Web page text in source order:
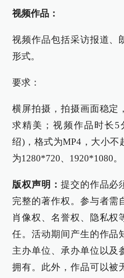
视频作品：
视频作品包括采访报道、
形式。
要求：
横屏拍摄，拍摄画面稳定
求精美；视频作品时长5
绍)，格式为MP4，大小不
为1280*720、1920*1080。
版权声明： 提交的作品必
完整的著作权。参与者需
肖像权、名誉权、隐私权
任。活动期间产生的作品
主办单位、承办单位以及
拥有。此外，作品可以被